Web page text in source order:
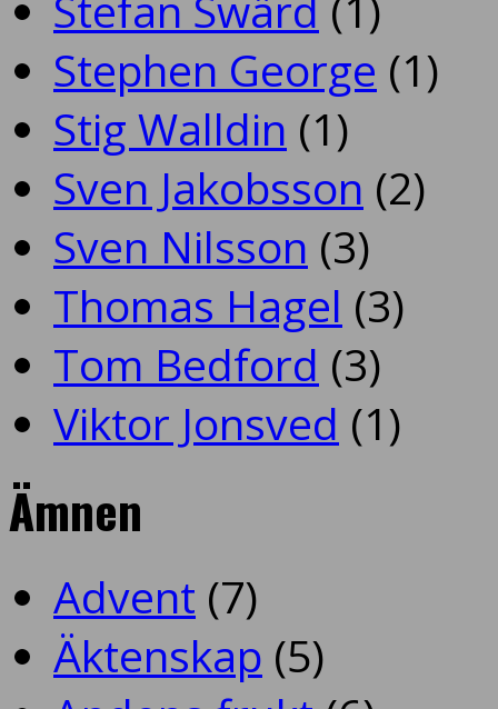
Stephen George (1)
Stig Walldin (1)
Sven Jakobsson (2)
Sven Nilsson (3)
Thomas Hagel (3)
Tom Bedford (3)
Viktor Jonsved (1)
Ämnen
Advent (7)
Äktenskap (5)